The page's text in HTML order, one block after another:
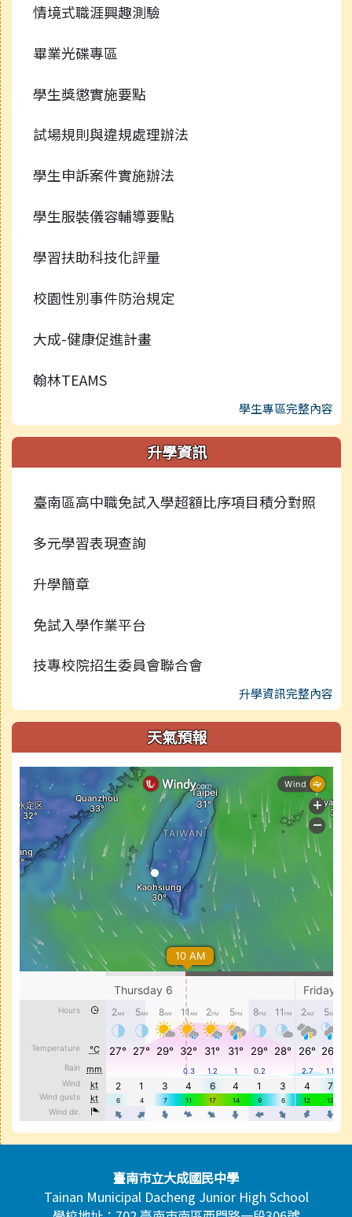
情境式職涯興趣測驗
畢業光碟專區
學生獎懲實施要點
試場規則與違規處理辦法
學生申訴案件實施辦法
學生服裝儀容輔導要點
學習扶助科技化評量
校園性別事件防治規定
大成-健康促進計畫
翰林TEAMS
學生專區完整內容
升學資訊
臺南區高中職免試入學超額比序項目積分對照
多元學習表現查詢
升學簡章
免試入學作業平台
技專校院招生委員會聯合會
升學資訊完整內容
天氣預報
頁尾區域內容臺南市立大成國民中學
Tainan Municipal Dacheng Junior High School